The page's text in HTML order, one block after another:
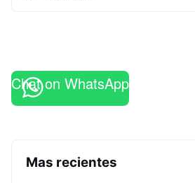
Chat on WhatsApp
Mas recientes